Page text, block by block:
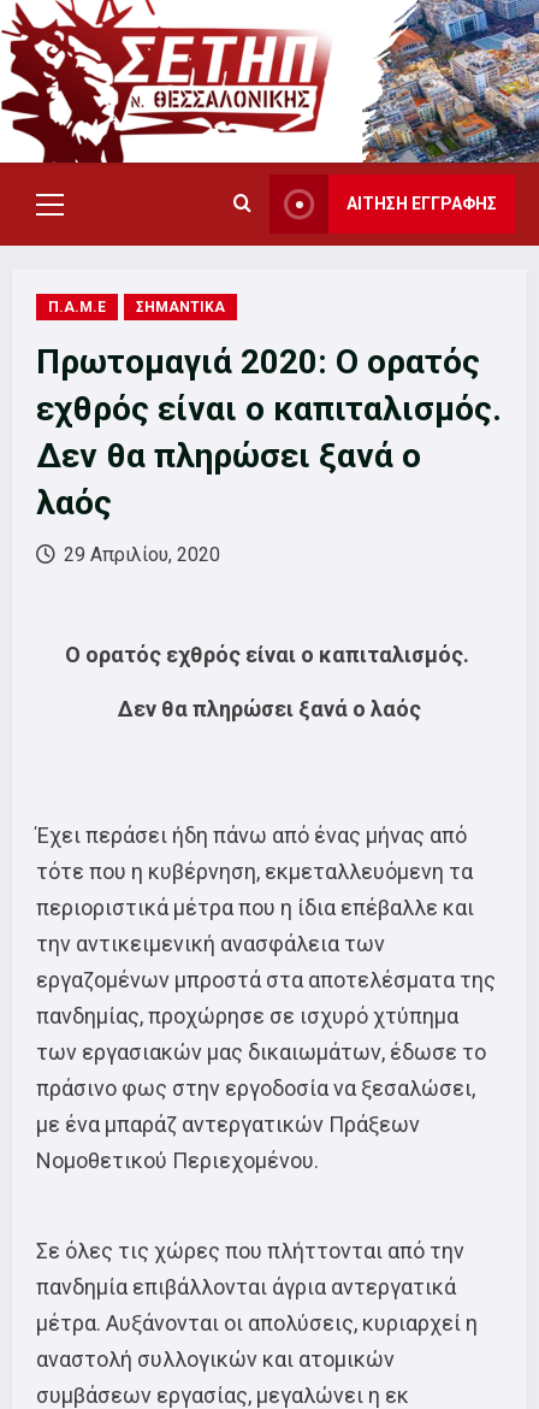
Skip
to
content
Primary
Menu
ΑΙΤΗΣΗ ΕΓΓΡΑΦΗΣ
Π.Α.Μ.Ε ΣΗΜΑΝΤΙΚΑ
Πρωτομαγιά 2020: Ο ορατός
εχθρός είναι ο καπιταλισμός.
Δεν θα πληρώσει ξανά ο
λαός
29 Απριλίου, 2020
Ο ορατός εχθρός είναι ο καπιταλισμός.
Δεν θα πληρώσει ξανά ο λαός
Έχει περάσει ήδη πάνω από ένας μήνας από
τότε που η κυβέρνηση, εκμεταλλευόμενη τα
περιοριστικά μέτρα που η ίδια επέβαλλε και
την αντικειμενική ανασφάλεια των
εργαζομένων μπροστά στα αποτελέσματα της
πανδημίας, προχώρησε σε ισχυρό χτύπημα
των εργασιακών μας δικαιωμάτων, έδωσε το
πράσινο φως στην εργοδοσία να ξεσαλώσει,
με ένα μπαράζ αντεργατικών Πράξεων
Νομοθετικού Περιεχομένου.
Σε όλες τις χώρες που πλήττονται από την
πανδημία επιβάλλονται άγρια αντεργατικά
μέτρα. Αυξάνονται οι απολύσεις, κυριαρχεί η
αναστολή συλλογικών και ατομικών
συμβάσεων εργασίας, μεγαλώνει η εκ